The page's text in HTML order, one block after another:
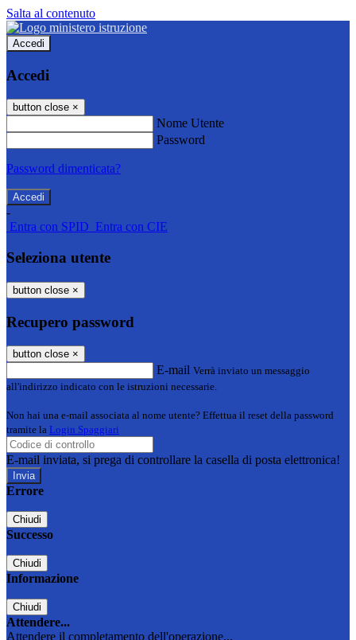
Salta al contenuto
Accedi
Accedi
button close ×
Nome Utente
Password
Password dimenticata?
-
Entra con SPID Entra con CIE
Seleziona utente
button close ×
Recupero password
button close ×
E-mail Verrà inviato un messaggio
all'indirizzo indicato con le istruzioni necessarie.
Non hai una e-mail associata al nome utente? Effettua il reset della password
tramite la Login Spaggiari
E-mail inviata, si prega di controllare la casella di posta elettronica!
Errore
Chiudi
Successo
Chiudi
Informazione
Chiudi
Attendere...
Attendere il completamento dell'operazione...